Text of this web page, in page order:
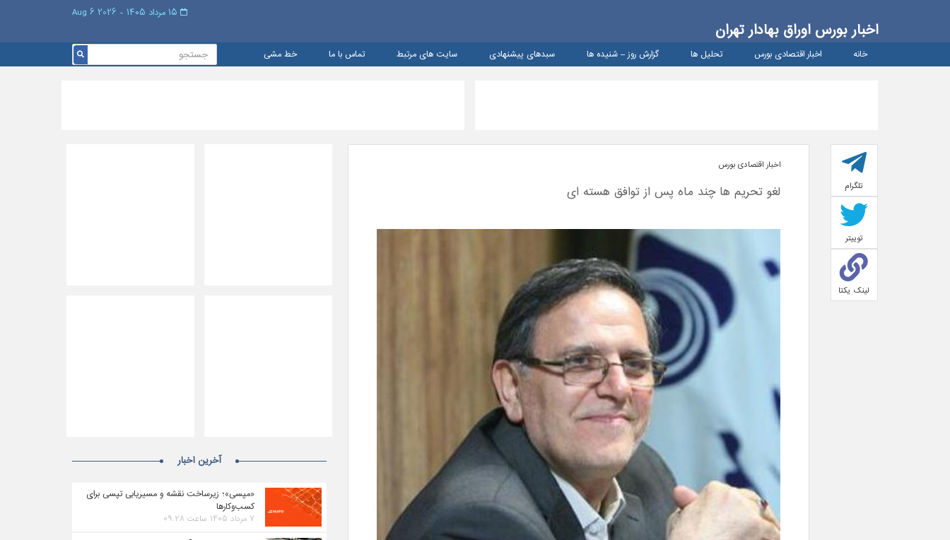
اخبار بورس اوراق بهادار تهران
خانه اخبار اقتصادی بورس تحلیل ها گزارش روز – شنيده ها سبدهای پیشنهادی سایت های مرتبط تماس با ما خط مشی
تلگرام
توییتر
لینک یکتا
اخبار اقتصادی بورس
لغو تحریم ها چند ماه پس از توافق هسته ای
آخرین اخبار
«مپسی»؛ زیرساخت نقشه و مسیریابی تپسی برای
کسب‌وکارها
۷ مرداد ۱۴۰۵ ساعت ۰۹:۲۸